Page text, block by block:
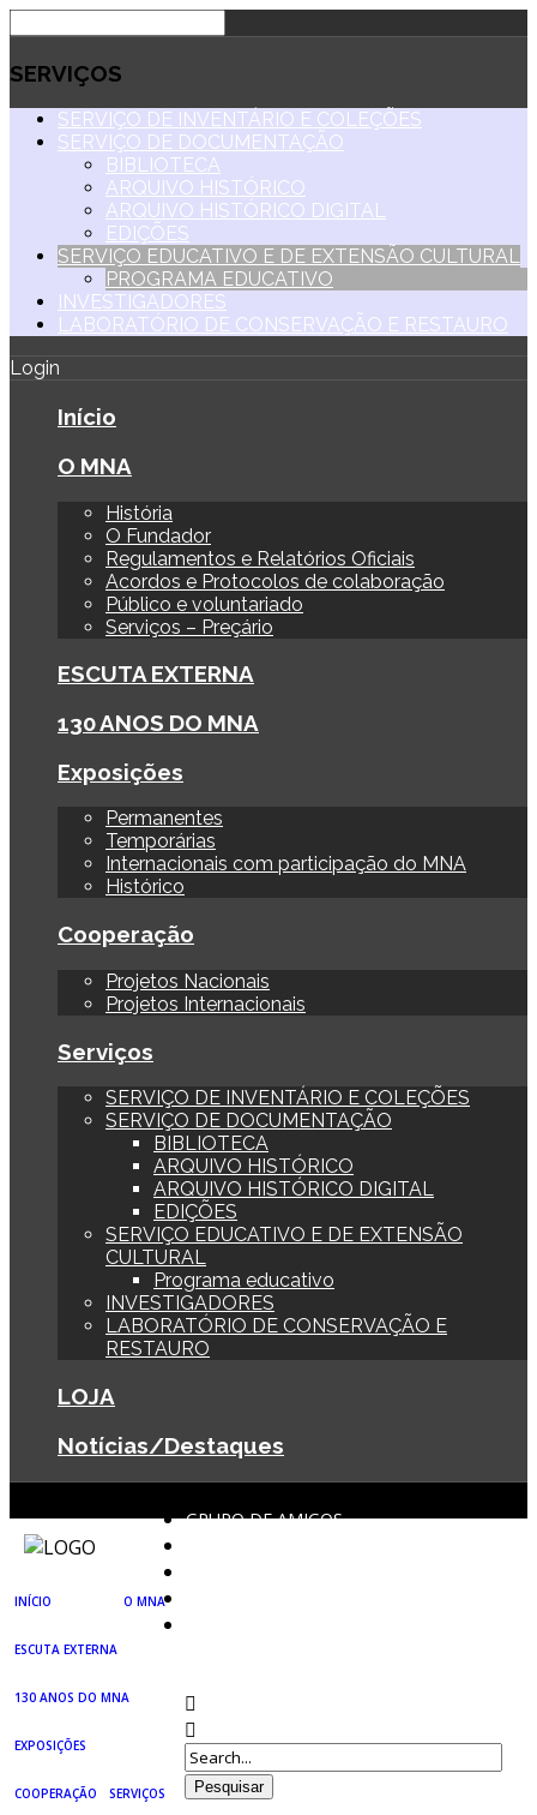
SERVIÇOS
SERVIÇO DE INVENTÁRIO E COLEÇÕES
SERVIÇO DE DOCUMENTAÇÃO
BIBLIOTECA
ARQUIVO HISTÓRICO
ARQUIVO HISTÓRICO DIGITAL
EDIÇÕES
SERVIÇO EDUCATIVO E DE EXTENSÃO CULTURAL
PROGRAMA EDUCATIVO
INVESTIGADORES
LABORATÓRIO DE CONSERVAÇÃO E RESTAURO
Login
Início
O MNA
História
O Fundador
Regulamentos e Relatórios Oficiais
Acordos e Protocolos de colaboração
Público e voluntariado
Serviços – Preçário
ESCUTA EXTERNA
130 ANOS DO MNA
Exposições
Permanentes
Temporárias
Internacionais com participação do MNA
Histórico
Cooperação
Projetos Nacionais
Projetos Internacionais
Serviços
SERVIÇO DE INVENTÁRIO E COLEÇÕES
SERVIÇO DE DOCUMENTAÇÃO
BIBLIOTECA
ARQUIVO HISTÓRICO
ARQUIVO HISTÓRICO DIGITAL
EDIÇÕES
SERVIÇO EDUCATIVO E DE EXTENSÃO
CULTURAL
Programa educativo
INVESTIGADORES
LABORATÓRIO DE CONSERVAÇÃO E
RESTAURO
LOJA
Notícias/Destaques
GRUPO DE AMIGOS
INÍCIO O MNA
REGULAMENTOS E RELATÓRIOS OFICIAIS
ESCUTA EXTERNA
130 ANOS DO MNA
EXPOSIÇÕES
PERMANENTES
COOPERAÇÃO SERVIÇOS